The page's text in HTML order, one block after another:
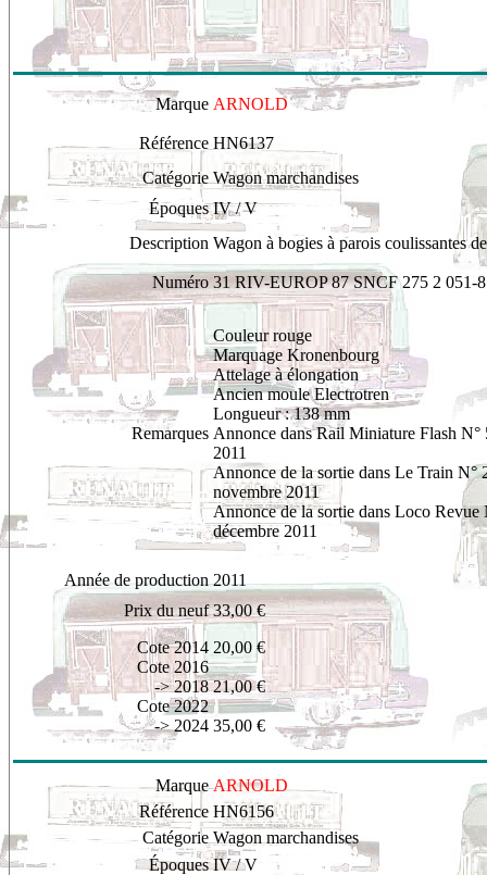
Marque ARNOLD
Référence HN6137
Catégorie Wagon marchandises
Époques IV / V
Description Wagon à bogies à parois coulissantes
Numéro 31 RIV-EUROP 87 SNCF 275 2 051-8
Remarques
Couleur rouge
Marquage Kronenbourg
Attelage à élongation
Ancien moule Electrotren
Longueur : 138 mm
Annonce dans Rail Miniature Flash N°
2011
Annonce de la sortie dans Le Train N°
novembre 2011
Annonce de la sortie dans Loco Revue
décembre 2011
Année de production 2011
Prix du neuf 33,00 €
Cote 2014
Cote 2016
-> 2018
Cote 2022
-> 2024
20,00 €
21,00 €
35,00 €
Marque ARNOLD
Référence HN6156
Catégorie Wagon marchandises
Époques IV / V